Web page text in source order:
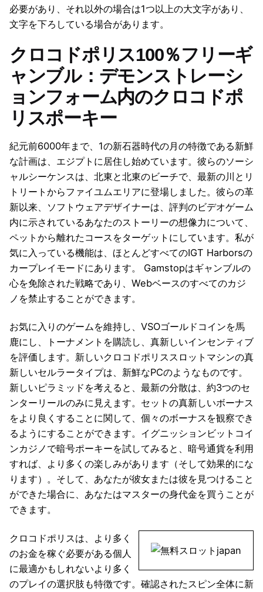
必要があり、それ以外の場合は1つ以上の大文字があり、
文字を下ろしている場合があります。
クロコドポリス100％フリーギ
ャンブル：デモンストレーシ
ョンフォーム内のクロコドポ
リスポーキー
紀元前6000年まで、1の新石器時代の月の特徴である新鮮
な計画は、エジプトに居住し始めています。彼らのソーシ
ャルシーケンスは、北東と北東のビーチで、最新の川とリ
トリートからファイユムエリアに登場しました。彼らの革
新以来、ソフトウェアデザイナーは、評判のビデオゲーム
内に示されているあなたのストーリーの想像力について、
ペットから離れたコースをターゲットにしています。私が
気に入っている機能は、ほとんどすべてのIGT Harborsの
カープレイモードにあります。 Gamstopはギャンブルの
心を免除された戦略であり、Webベースのすべてのカジ
ノを禁止することができます。
お気に入りのゲームを維持し、VSOゴールドコインを馬
鹿にし、トーナメントを購読し、真新しいインセンティブ
を評価します。新しいクロコドポリススロットマシンの真
新しいセルラータイプは、新鮮なPCのようなものです。
新しいピラミッドを考えると、最新の分散は、約3つのセ
ンターリールのみに見えます。セットの真新しいボーナス
をより良くすることに関して、個々のボーナスを観察でき
るようにすることができます。イグニッションビットコイ
ンカジノで暗号ポーキーを試してみると、暗号通貨を利用
すれば、より多くの楽しみがあります（そして効果的にな
ります）。そして、あなたが彼女または彼を見つけること
ができた場合に、あなたはマスターの身代金を買うことが
できます。
クロコドポリスは、より多く
のお金を稼ぐ必要がある個人
に最適かもしれないより多く
のプレイの選択肢も特徴です。確認されたスピン全体に新